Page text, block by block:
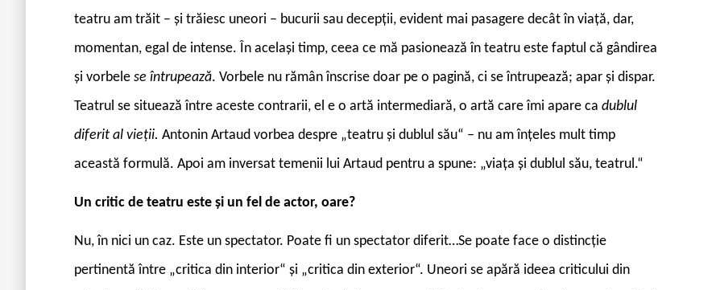
teatru am trăit – și trăiesc uneori – bucurii sau decepții, evident mai pasagere decât în viață, dar,
momentan, egal de intense. În același timp, ceea ce mă pasionează în teatru este faptul că gândirea
și vorbele se întrupează. Vorbele nu rămân înscrise doar pe o pagină, ci se întrupează; apar și dispar.
Teatrul se situează între aceste contrarii, el e o artă intermediară, o artă care îmi apare ca dublul
diferit al vieții. Antonin Artaud vorbea despre „teatru și dublul său“ – nu am înțeles mult timp
această formulă. Apoi am inversat temenii lui Artaud pentru a spune: „viața și dublul său, teatrul.“
Un critic de teatru este și un fel de actor, oare?
Nu, în nici un caz. Este un spectator. Poate fi un spectator diferit…Se poate face o distincție
pertinentă între „critica din interior“ și „critica din exterior“. Uneori se apără ideea criticului din